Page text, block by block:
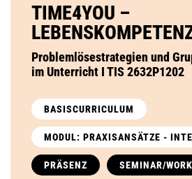
TIME4YOU –
Problemlösestrategien und
im Unterricht I TIS 2632P1202
BASISCURRICULUM
MODUL: PRAXISANSÄTZE -
PRÄSENZ SEMINAR/